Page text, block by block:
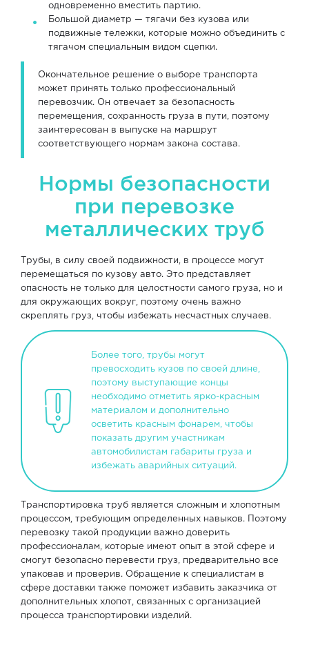
одновременно вместить партию.
Большой диаметр — тягачи без кузова или
подвижные тележки, которые можно объединить с
тягачом специальным видом сцепки.
Окончательное решение о выборе транспорта
может принять только профессиональный
перевозчик. Он отвечает за безопасность
перемещения, сохранность груза в пути, поэтому
заинтересован в выпуске на маршрут
соответствующего нормам закона состава.
Нормы безопасности
при перевозке
металлических труб
Трубы, в силу своей подвижности, в процессе могут
перемещаться по кузову авто. Это представляет
опасность не только для целостности самого груза, но и
для окружающих вокруг, поэтому очень важно
скреплять груз, чтобы избежать несчастных случаев.
Более того, трубы могут
превосходить кузов по своей длине,
поэтому выступающие концы
необходимо отметить ярко-красным
материалом и дополнительно
осветить красным фонарем, чтобы
показать другим участникам
автомобилистам габариты груза и
избежать аварийных ситуаций.
Транспортировка труб является сложным и хлопотным
процессом, требующим определенных навыков. Поэтому
перевозку такой продукции важно доверить
профессионалам, которые имеют опыт в этой сфере и
смогут безопасно перевести груз, предварительно все
упаковав и проверив. Обращение к специалистам в
сфере доставки также поможет избавить заказчика от
дополнительных хлопот, связанных с организацией
процесса транспортировки изделий.